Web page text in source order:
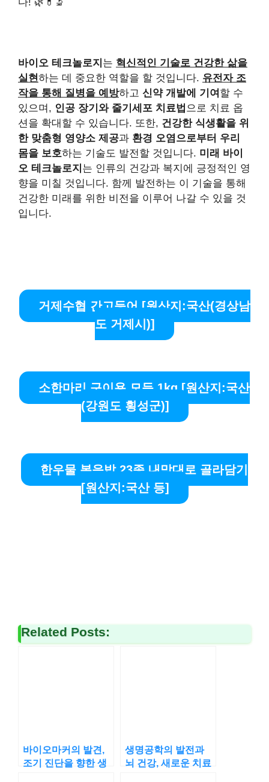
바이오 테크놀로지 는 혁신적인 기술로 건강한 삶을
실현 하는 데 중요한 역할을 할 것입니다. 유전자 조
작을 통해 질병을 예방하고 신약 개발에 기여 할 수
있으며, 인공 장기와 줄기세포 치료법 으로 치료 옵
션을 확대할 수 있습니다. 또한, 건강한 식생활을 위
한 맞춤형 영양소 제공과 환경 오염으로부터 우리
몸을 보호하는 기술도 발전할 것입니다. 미래 바이
오 테크놀로지 는 인류의 건강과 복지에 긍정적인 영
향을 미칠 것입니다. 함께 발전하는 이 기술을 통해
건강한 미래를 위한 비전을 이루어 나갈 수 있을 것
입니다.
거제수협 간고등어 [원산지:국산(경상남
도 거제시)]
소한마리 구이용 모듬 1kg [원산지:국산
(강원도 횡성군)]
한우물 볶음밥 23종 내맘대로 골라담기
[원산지:국산 등]
Related Posts:
바이오마커의 발견,
조기 진단을 향한 생
생명공학의 발전과
뇌 건강, 새로운 치료